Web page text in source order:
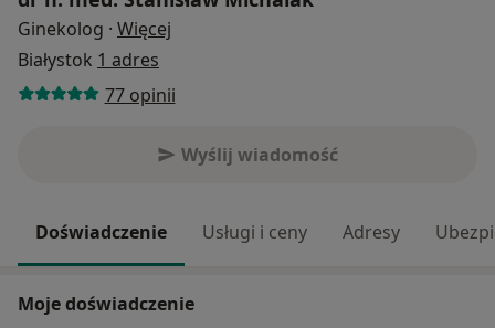
Ginekolog · Więcej
Białystok 1 adres
77 opinii
Wyślij wiadomość
Doświadczenie Usługi i ceny Adresy
Moje doświadczenie